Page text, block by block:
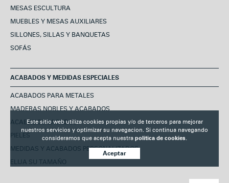
MESAS ESCULTURA
MUEBLES Y MESAS AUXILIARES
SILLONES, SILLAS Y BANQUETAS
SOFÁS
ACABADOS Y MEDIDAS ESPECIALES
ACABADOS PARA METALES
MADERAS NOBLES Y ACABADOS
ACABADOS LACADOS
PIELES
MEDIDAS Y ACABADOS PERSONALIZADOS
ELIJA SU TAMAÑO
Este sitio web utiliza cookies propias y/o de terceros para mejorar
nuestros servicios y optimizar su navegacion. Si continua navegando
consideramos que acepta nuestra politica de cookies.
Aceptar